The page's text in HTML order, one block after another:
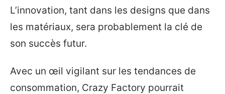
L’innovation, tant dans les designs que dans
les matériaux, sera probablement la clé de
son succès futur.
Avec un œil vigilant sur les tendances de
consommation, Crazy Factory pourrait